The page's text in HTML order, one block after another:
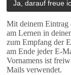
Mit deinem Eintrag
am Lernen in
zum Empfang der
am Ende jeder E-
Vornamens ist
Mails verwendet.